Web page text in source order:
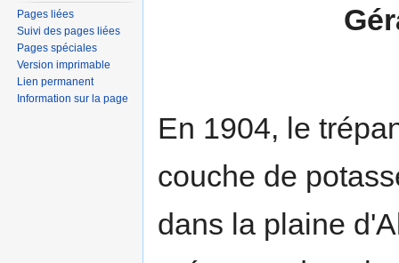
En 1904, le
couche de
dans la plaine
Pages liées
Suivi des pages liées
Pages spéciales
Version imprimable
Lien permanent
Information sur la page